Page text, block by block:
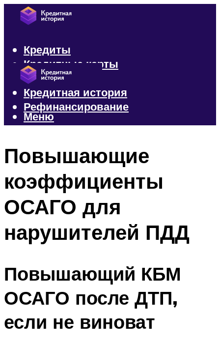
Кредиты
Кредитные карты
Микрозаймы
Кредитная история
Рефинансирование
Меню
Повышающие
коэффициенты
ОСАГО для
нарушителей ПДД
Повышающий КБМ
ОСАГО после ДТП,
если не виноват